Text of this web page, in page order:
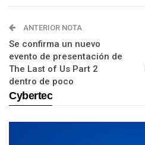
ANTERIOR NOTA
Se confirma un nuevo
evento de presentación de
The Last of Us Part 2
dentro de poco
Cybertec